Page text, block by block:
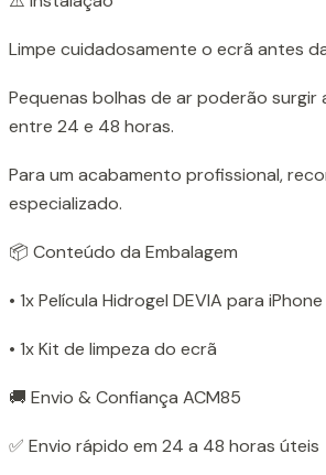
Limpe cuidadosamente o ecrã antes
Pequenas bolhas de ar poderão
entre 24 e 48 horas.
Para um acabamento profissional,
especializado.
📦 Conteúdo da Embalagem
• 1x Película Hidrogel DEVIA para iPhone
• 1x Kit de limpeza do ecrã
🚚 Envio & Confiança ACM85
✅ Envio rápido em 24 a 48 horas úteis